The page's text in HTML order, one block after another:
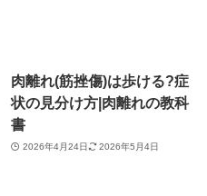
肉離れ(筋挫傷)は歩ける?症
状の見分け方|肉離れの教科
書
2026年4月24日 2026年5月4日